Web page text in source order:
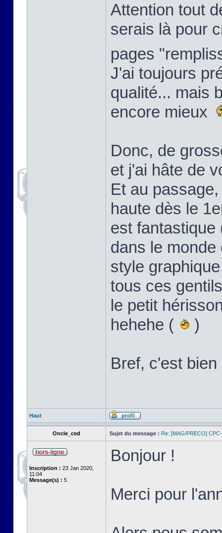
Attention tout
serais là pour
pages
J'ai toujours
qualité... mais
encore mieux
Donc, de
et j'ai hâte de
Et au
haute dès le
est fantastique
dans le
style
tous ces
le petit
hehehe (
)
Bref, c'est
Haut
Oncle_ced Sujet du message : Re: [MAG/PRECO]
Inscription : 23 Jan 2020,
11:04
Message(s) : 5
Bonjour !
Merci pour